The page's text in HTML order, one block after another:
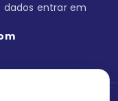
dados entrar em